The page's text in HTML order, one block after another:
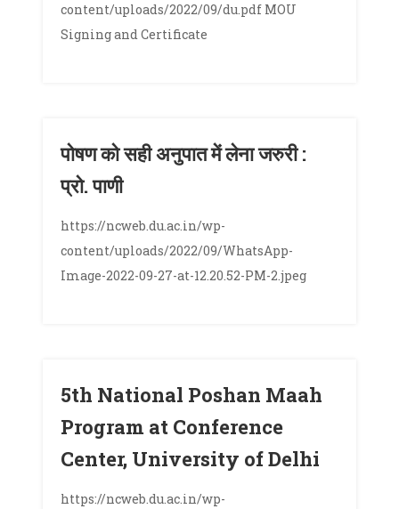
content/uploads/2022/09/du.pdf MOU
Signing and Certificate
पोषण को सही अनुपात में लेना जरुरी :
प्रो. पाणी
https://ncweb.du.ac.in/wp-
content/uploads/2022/09/WhatsApp-
Image-2022-09-27-at-12.20.52-PM-2.jpeg
5th National Poshan Maah
Program at Conference
Center, University of Delhi
https://ncweb.du.ac.in/wp-